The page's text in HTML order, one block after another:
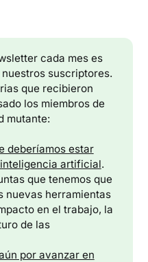
cada mes es
suscriptores.
que recibieron
los miembros de
mutante:
deberíamos estar
artificial.
que tenemos que
nuevas herramientas
en el trabajo, la
de las
por avanzar en